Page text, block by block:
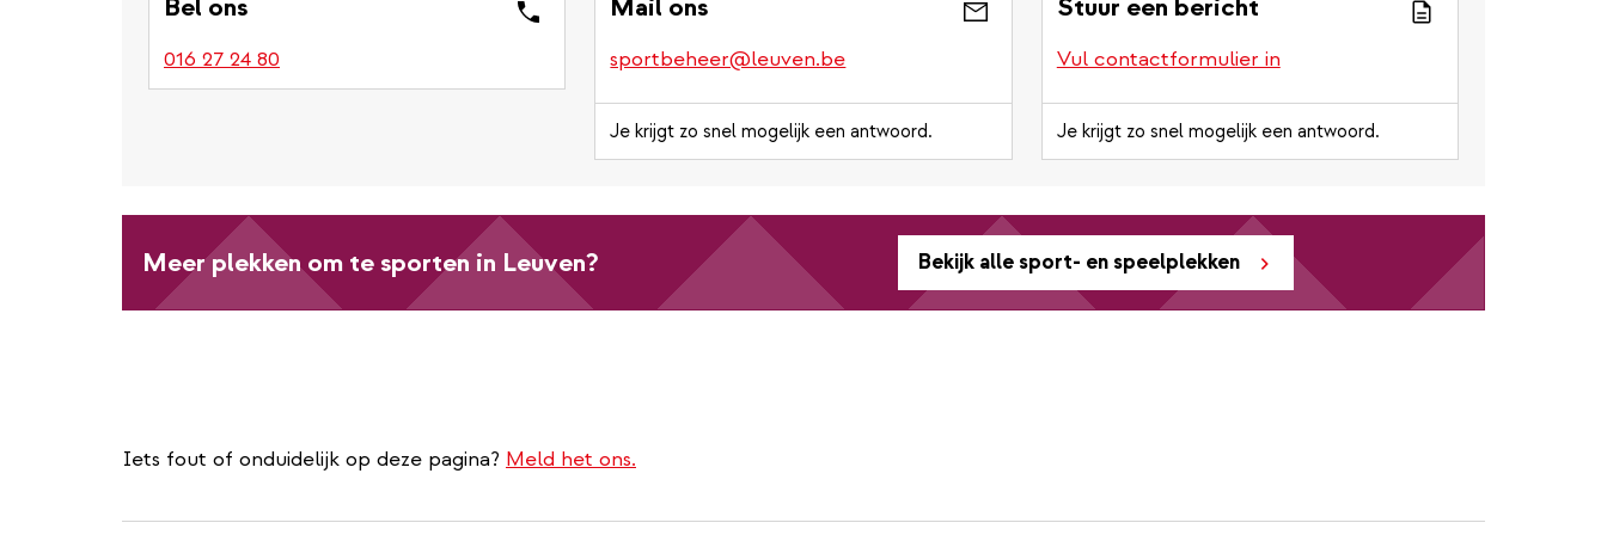
Bel ons
016 27 24 80
Mail ons
sportbeheer@leuven.be
Je krijgt zo snel mogelijk een antwoord.
Stuur een bericht
Vul contactformulier in
Je krijgt zo snel mogelijk een antwoord.
Bekijk alle sport- en speelplekken
Meer plekken om te sporten in Leuven?
Iets fout of onduidelijk op deze pagina? Meld het ons.